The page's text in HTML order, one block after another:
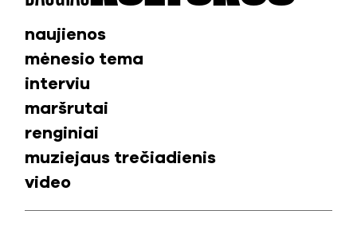
naujienos
mėnesio tema
interviu
maršrutai
renginiai
muziejaus trečiadienis
video